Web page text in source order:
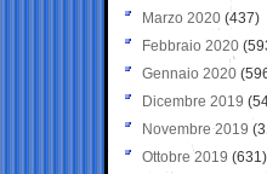
Marzo 2020 (437)
Febbraio 2020
Gennaio 2020
Dicembre 2019
Novembre 2019
Ottobre 2019 (631)